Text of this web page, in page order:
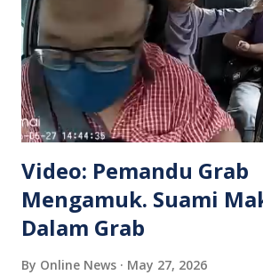
Video: Pemandu Grab
Mengamuk. Suami
Dalam Grab
By Online News May 27, 2026